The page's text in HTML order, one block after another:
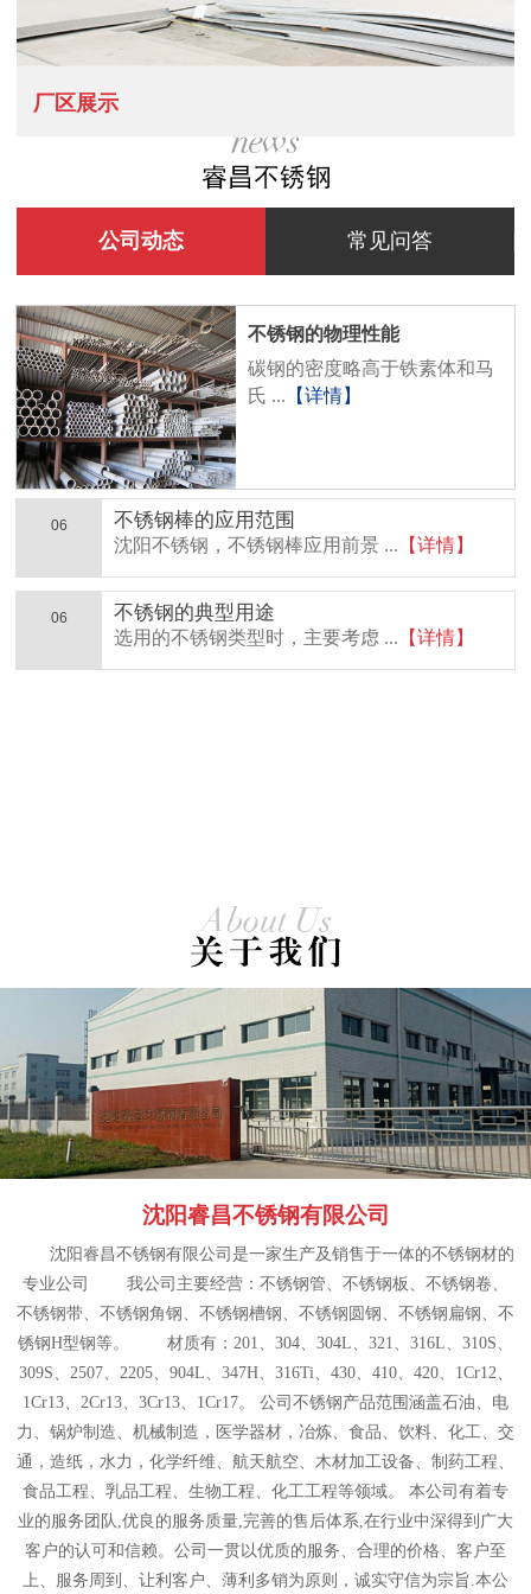
厂区展示
公司动态 常见问答
不锈钢的物理性能
碳钢的密度略高于铁素体和马
氏 ... 【详情】
06 不锈钢棒的应用范围
沈阳不锈钢，不锈钢棒应用前景 ... 【详情】
06 不锈钢的典型用途
选用的不锈钢类型时，主要考虑 ... 【详情】
沈阳睿昌不锈钢有限公司
沈阳睿昌不锈钢有限公司是一家生产及销售于一体的不锈钢材的
专业公司 我公司主要经营：不锈钢管、不锈钢板、不锈钢卷、
锈钢H型钢等。 材质有：201、304、304L、321、316L、310S、
309S、2507、2205、904L、347H、316Ti、430、410、420、1Cr12、
1Cr13、2Cr13、3Cr13、1Cr17。 公司不锈钢产品范围涵盖石油、电
力、锅炉制造、机械制造，医学器材，冶炼、食品、饮料、化工、交
通，造纸，水力，化学纤维、航天航空、木材加工设备、制药工程、
食品工程、乳品工程、生物工程、化工工程等领域。 本公司有着专
业的服务团队,优良的服务质量,完善的售后体系,在行业中深得到广大
客户的认可和信赖。公司一贯以优质的服务、合理的价格、客户至
上、服务周到、让利客户、薄利多销为原则，诚实守信为宗旨.本公
司以优质的产品，合理的价格服务于广大客户，业务范围遍及全国各
地，并建立了长期稳固的供货关系。公司库存量充足，品种规格齐
全。本着低价经营，质量保证的销售原则，让客户买的放心，用的舒
心！诚信、专业、高效是我们的服务宗旨，我们将竭诚为新老客户提